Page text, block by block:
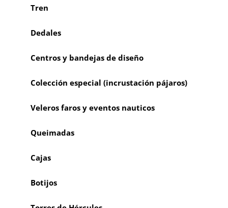
Tren
Dedales
Centros y bandejas de diseño
Colección especial (incrustación pájaros)
Veleros faros y eventos nauticos
Queimadas
Cajas
Botijos